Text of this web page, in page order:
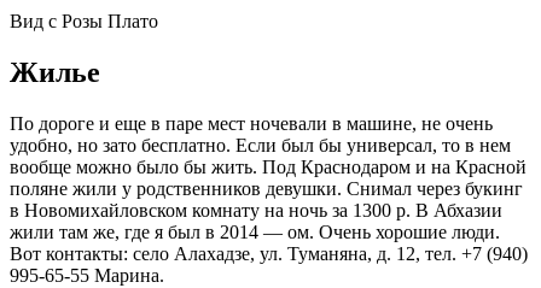
Вид с Розы Плато
Жилье
По дороге и еще в паре мест ночевали в машине, не очень
удобно, но зато бесплатно. Если был бы универсал, то в нем
вообще можно было бы жить. Под Краснодаром и на Красной
поляне жили у родственников девушки. Снимал через букинг
в Новомихайловском комнату на ночь за 1300 р. В Абхазии
жили там же, где я был в 2014 — ом. Очень хорошие люди.
Вот контакты: село Алахадзе, ул. Туманяна, д. 12, тел. +7 (940)
995-65-55 Марина.